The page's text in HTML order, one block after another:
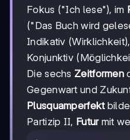
Fokus ("Ich lese"), im
("Das Buch wird
Indikativ
Konjunktiv
Die sechs Zeitformen
Gegenwart und
Plusquamperfekt
Partizip II, Futurmit